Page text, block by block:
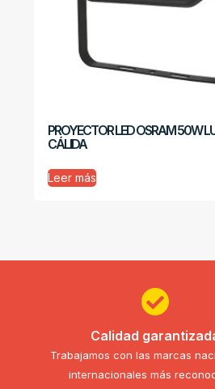
PROYECTOR LED OSRAM 50W
CÁLIDA
Leer más
Calidad
Trabajamos con las marcas
internacionales más